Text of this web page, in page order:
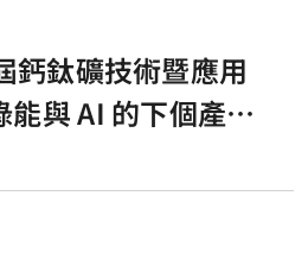
鈣鈦礦技術暨應用
能與 AI 的下個產業